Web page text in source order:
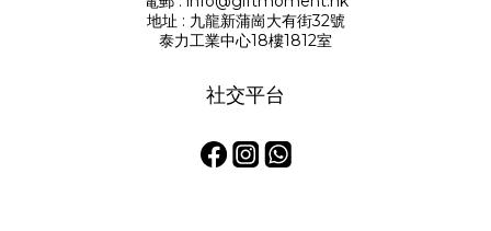
地址 : 九龍新蒲崗大有街32號
泰力工業中心18樓1812室
社交平台